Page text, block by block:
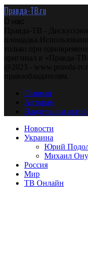
Правда-ТВ.ru
О нас
Правда-ТВ -
только при
оригинал в «Правда-ТВ»
@2023 - www.pravda-
правообладателям.
Главная
Авторам
Владельцам
Новости
Украина
Юрий
Михаил
Россия
Мир
ТВ Онлайн